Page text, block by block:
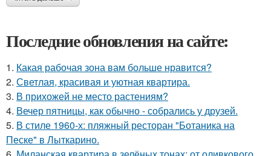
Последние обновления на сайте:
1. Какая рабочая зона вам больше нравится?
2. Светлая, красивая и уютная квартира.
3. В прихожей не место растениям?
4. Вечер пятницы, как обычно - собрались у друзей.
5. В стиле 1960-х: пляжный ресторан "Ботаника на
Песке" в Лыткарино.